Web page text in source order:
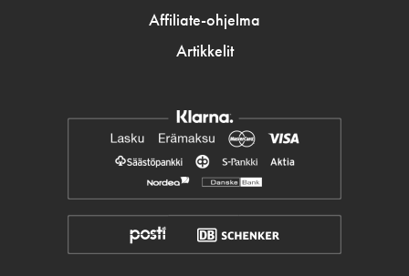
Affiliate-ohjelma
Artikkelit